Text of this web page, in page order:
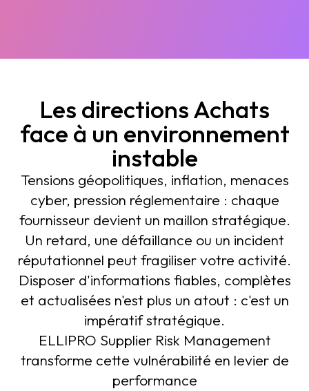
Les directions Achats
face à un environnement
instable
Tensions géopolitiques, inflation, menaces
cyber, pression réglementaire : chaque
fournisseur devient un maillon stratégique.
Un retard, une défaillance ou un incident
réputationnel peut fragiliser votre activité.
Disposer d'informations fiables, complètes
et actualisées n'est plus un atout : c'est un
impératif stratégique.
ELLIPRO Supplier Risk Management
transforme cette vulnérabilité en levier de
performance